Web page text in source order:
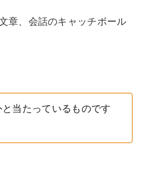
章、会話のキャッチボール
当たっているものです